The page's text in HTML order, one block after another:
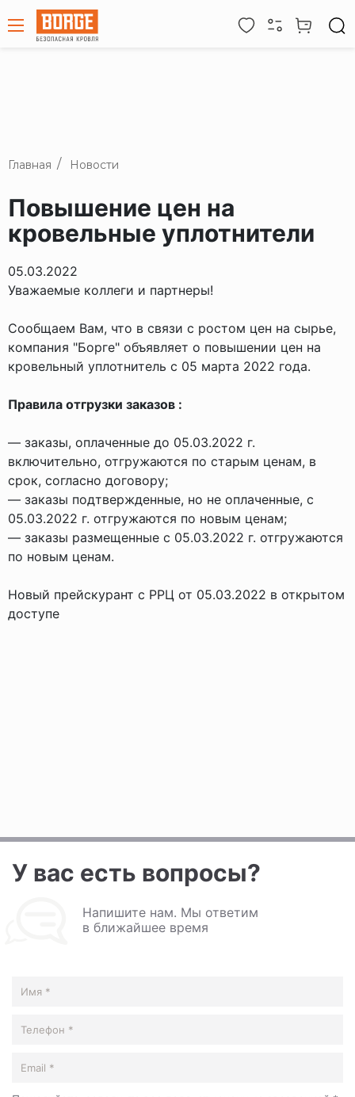
Главная Новости
Повышение цен на
кровельные уплотнители
05.03.2022
Уважаемые коллеги и партнеры!
Сообщаем Вам, что в связи с ростом цен на сырье,
компания "Борге" объявляет о повышении цен на
кровельный уплотнитель с 05 марта 2022 года.
Правила отгрузки заказов :
— заказы, оплаченные до 05.03.2022 г.
включительно, отгружаются по старым ценам, в
срок, согласно договору;
— заказы подтвержденные, но не оплаченные, с
05.03.2022 г. отгружаются по новым ценам;
— заказы размещенные с 05.03.2022 г. отгружаются
по новым ценам.
Новый прейскурант с РРЦ от 05.03.2022 в открытом
доступе
У вас есть вопросы?
Напишите нам. Мы ответим
в ближайшее время